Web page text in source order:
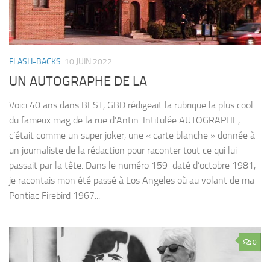
FLASH-BACKS 10 JUIN 2022
UN AUTOGRAPHE DE LA
Voici 40 ans dans BEST, GBD rédigeait la rubrique la plus cool
du fameux mag de la rue d’Antin. Intitulée AUTOGRAPHE,
c’était comme un super joker, une « carte blanche » donnée à
un journaliste de la rédaction pour raconter tout ce qui lui
passait par la tête. Dans le numéro 159 daté d’octobre 1981,
je racontais mon été passé à Los Angeles où au volant de ma
Pontiac Firebird 1967...
0